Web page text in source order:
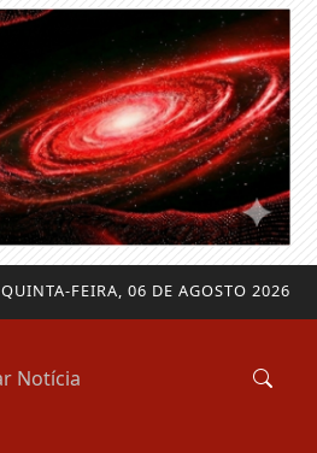
QUINTA-FEIRA, 06 DE AGOSTO 2026